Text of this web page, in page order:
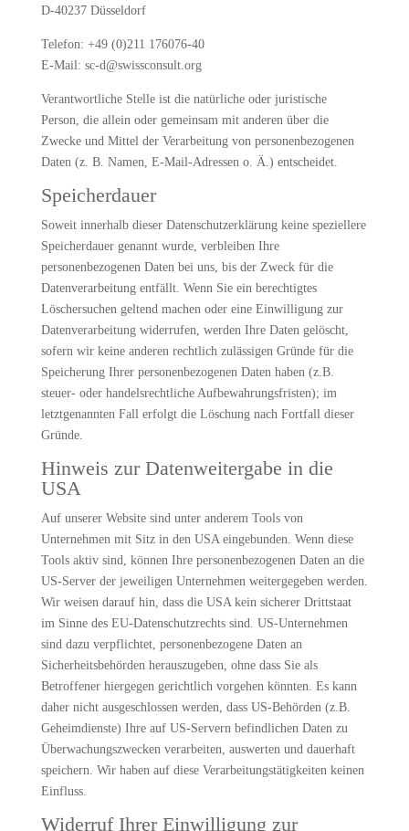
D-40237 Düsseldorf
Telefon: +49 (0)211 176076-40
E-Mail: sc-d@swissconsult.org
Verantwortliche Stelle ist die natürliche oder juristische
Person, die allein oder gemeinsam mit anderen über die
Zwecke und Mittel der Verarbeitung von personenbezogenen
Daten (z. B. Namen, E-Mail-Adressen o. Ä.) entscheidet.
Speicherdauer
Soweit innerhalb dieser Datenschutzerklärung keine speziellere
Speicherdauer genannt wurde, verbleiben Ihre
personenbezogenen Daten bei uns, bis der Zweck für die
Datenverarbeitung entfällt. Wenn Sie ein berechtigtes
Löschersuchen geltend machen oder eine Einwilligung zur
Datenverarbeitung widerrufen, werden Ihre Daten gelöscht,
sofern wir keine anderen rechtlich zulässigen Gründe für die
Speicherung Ihrer personenbezogenen Daten haben (z.B.
steuer- oder handelsrechtliche Aufbewahrungsfristen); im
letztgenannten Fall erfolgt die Löschung nach Fortfall dieser
Gründe.
Hinweis zur Datenweitergabe in die
USA
Auf unserer Website sind unter anderem Tools von
Unternehmen mit Sitz in den USA eingebunden. Wenn diese
Tools aktiv sind, können Ihre personenbezogenen Daten an die
US-Server der jeweiligen Unternehmen weitergegeben werden.
Wir weisen darauf hin, dass die USA kein sicherer Drittstaat
im Sinne des EU-Datenschutzrechts sind. US-Unternehmen
sind dazu verpflichtet, personenbezogene Daten an
Sicherheitsbehörden herauszugeben, ohne dass Sie als
Betroffener hiergegen gerichtlich vorgehen könnten. Es kann
daher nicht ausgeschlossen werden, dass US-Behörden (z.B.
Geheimdienste) Ihre auf US-Servern befindlichen Daten zu
Überwachungszwecken verarbeiten, auswerten und dauerhaft
speichern. Wir haben auf diese Verarbeitungstätigkeiten keinen
Einfluss.
Widerruf Ihrer Einwilligung zur